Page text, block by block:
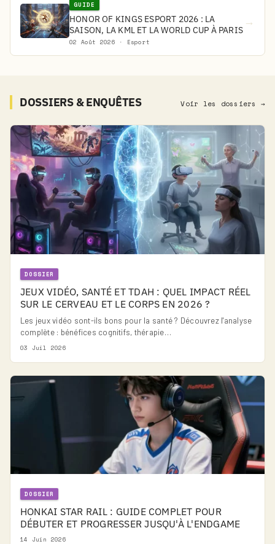
GUIDE
HONOR OF KINGS ESPORT 2026 : LA
SAISON, LA KML ET LA WORLD CUP À PARIS
02 Août 2026 · Esport
→
DOSSIERS & ENQUÊTES Voir les dossiers →
DOSSIER
JEUX VIDÉO, SANTÉ ET TDAH : QUEL IMPACT RÉEL
SUR LE CERVEAU ET LE CORPS EN 2026 ?
Les jeux vidéo sont-ils bons pour la santé ? Découvrez l'analyse
complète : bénéfices cognitifs, thérapie…
03 Juil 2026
DOSSIER
HONKAI STAR RAIL : GUIDE COMPLET POUR
DÉBUTER ET PROGRESSER JUSQU'À L'ENDGAME
14 Juin 2026